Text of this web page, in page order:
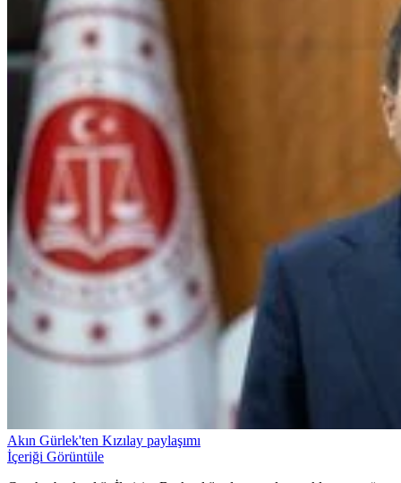
Akın Gürlek'ten Kızılay paylaşımı
İçeriği Görüntüle